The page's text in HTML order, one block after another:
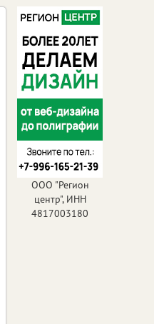
ООО "Регион
центр", ИНН
4817003180